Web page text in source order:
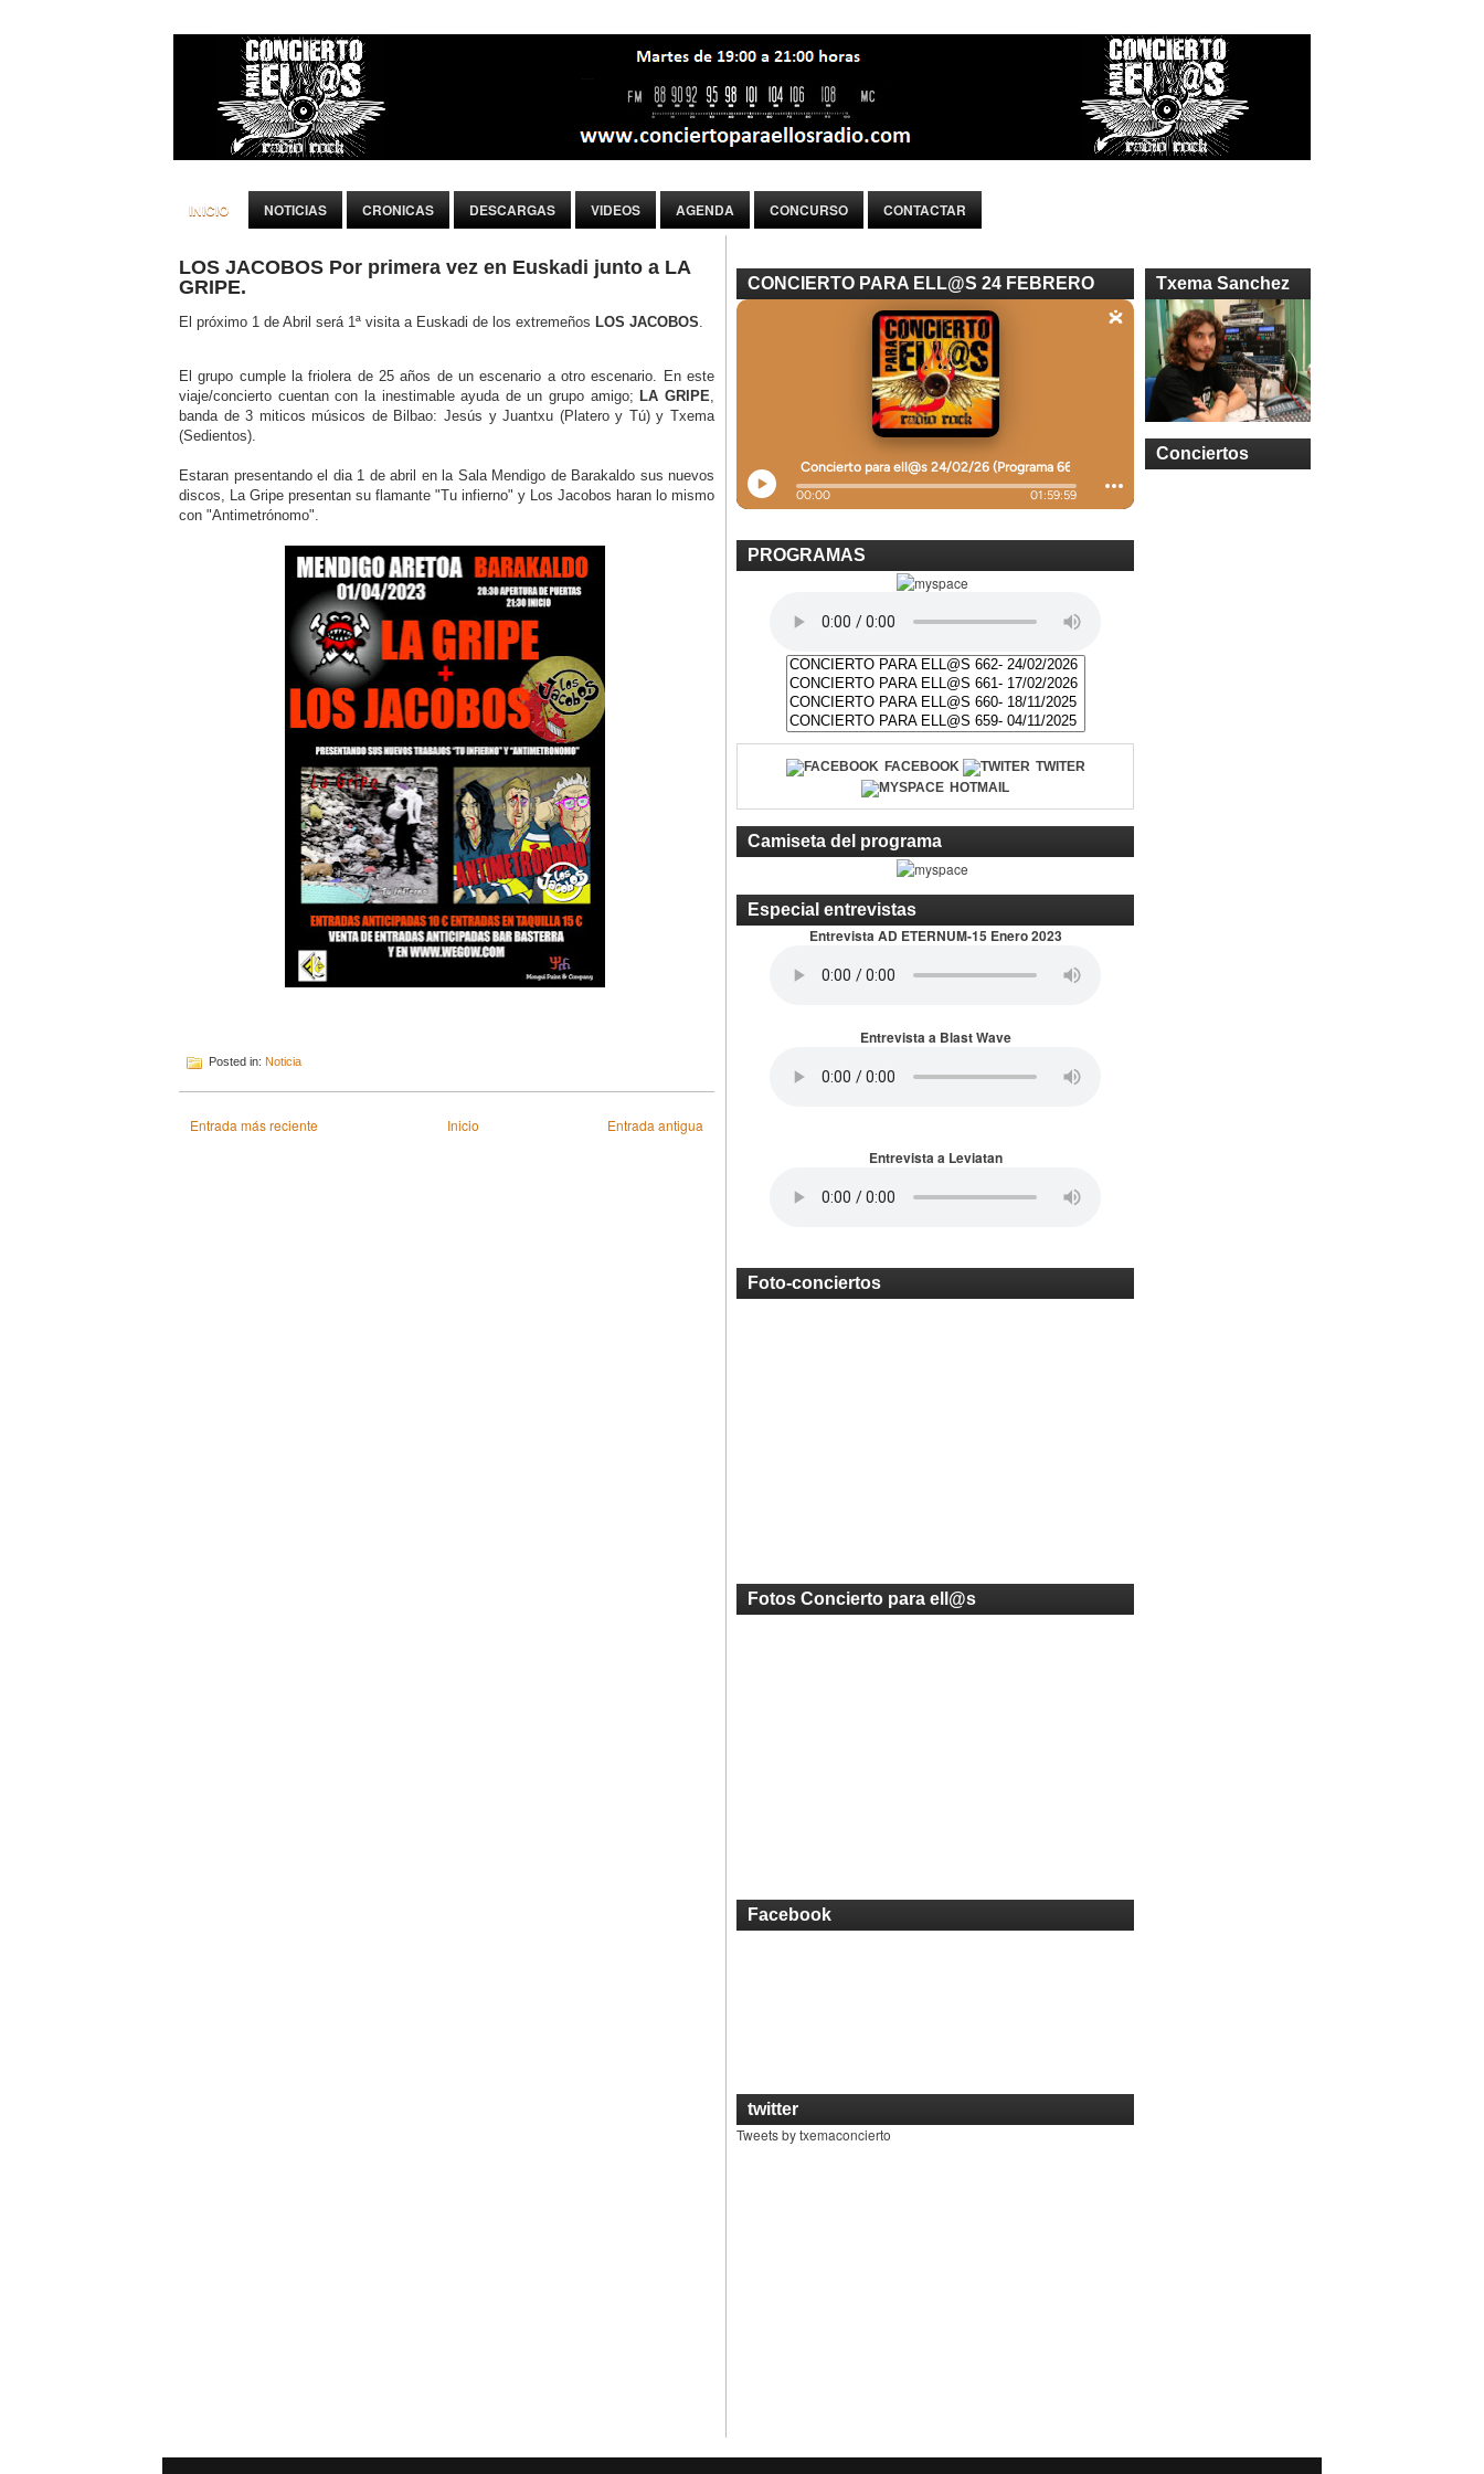
INICIO NOTICIAS CRONICAS DESCARGAS VIDEOS AGENDA CONCURSO CONTACTAR
LOS JACOBOS Por primera vez en Euskadi junto a LA
GRIPE.
El próximo 1 de Abril será 1ª visita a Euskadi de los extremeños LOS JACOBOS.
El grupo cumple la friolera de 25 años de un escenario a otro escenario. En este
viaje/concierto cuentan con la inestimable ayuda de un grupo amigo; LA GRIPE,
banda de 3 miticos músicos de Bilbao: Jesús y Juantxu (Platero y Tú) y Txema
(Sedientos).
Estaran presentando el dia 1 de abril en la Sala Mendigo de Barakaldo sus nuevos
discos, La Gripe presentan su flamante "Tu infierno" y Los Jacobos haran lo mismo
con "Antimetrónomo".
Posted in: Noticia
Entrada más reciente Entrada antigua
Inicio
CONCIERTO PARA ELL@S 24 FEBRERO
PROGRAMAS
FACEBOOK
TWITER
HOTMAIL
Camiseta del programa
Especial entrevistas
Entrevista AD ETERNUM-15 Enero 2023
Entrevista a Blast Wave
Entrevista a Leviatan
Foto-conciertos
Fotos Concierto para ell@s
Facebook
twitter
Tweets by txemaconcierto
Txema Sanchez
Conciertos